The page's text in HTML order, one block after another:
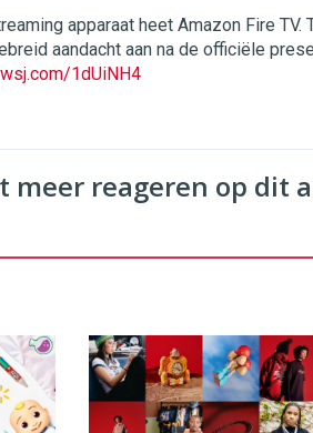
apparaat heet Amazon Fire TV.
aandacht aan na de officiële
1dUiNH4
meer reageren op dit